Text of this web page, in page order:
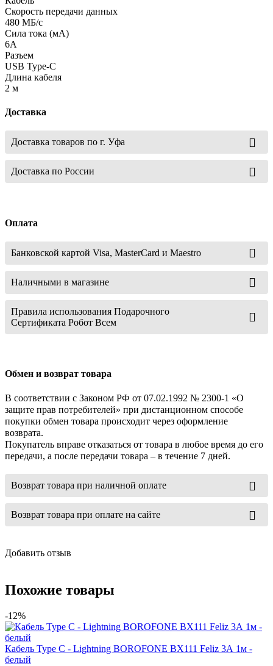
Скорость передачи данных
480 МБ/с
Сила тока (мА)
6A
Разъем
USB Type-C
Длина кабеля
2 м
Доставка
Доставка товаров по г. Уфа
Доставка по России
Оплата
Банковской картой Visa, MasterCard и Maestro
Наличными в магазине
Правила использования Подарочного
Сертификата Робот Всем
Обмен и возврат товара
В соответствии с Законом РФ от 07.02.1992 № 2300-1 «О
защите прав потребителей» при дистанционном способе
покупки обмен товара происходит через оформление
возврата.
Покупатель вправе отказаться от товара в любое время до его
передачи, а после передачи товара – в течение 7 дней.
Возврат товара при наличной оплате
Возврат товара при оплате на сайте
Добавить отзыв
Похожие товары
-12%
Кабель Type C - Lightning BOROFONE BX111 Feliz 3А 1м -
белый